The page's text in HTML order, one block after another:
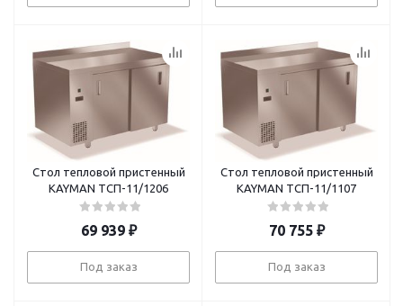
Стол тепловой пристенный
KAYMAN ТСП-11/1206
69 939₽
Под заказ
Стол тепловой пристенный
KAYMAN ТСП-11/1107
70 755₽
Под заказ